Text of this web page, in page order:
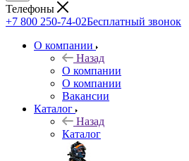
Телефоны
+7 800 250-74-02Бесплатный звонок
О компании
Назад
О компании
О компании
Вакансии
Каталог
Назад
Каталог